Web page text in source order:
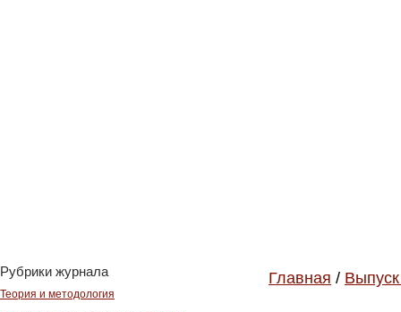
Рубрики журнала
Теория и методология
Главная /